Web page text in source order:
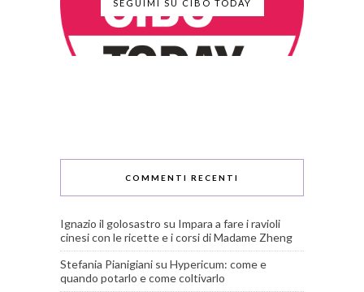
SEGUIMI SU CIBO TODAY
COMMENTI RECENTI
Ignazio il golosastro su Impara a fare i ravioli
cinesi con le ricette e i corsi di Madame Zheng
Stefania Pianigiani su Hypericum: come e
quando potarlo e come coltivarlo